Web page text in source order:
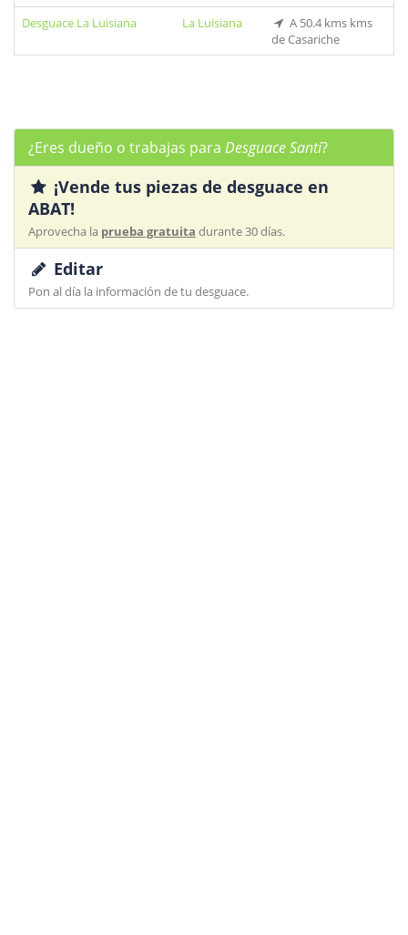
Desguace La Luisiana
La Luisiana
A 50.4 kms kms
de Casariche
¿Eres dueño o trabajas para Desguace Santi?
¡Vende tus piezas de desguace en
ABAT!
Aprovecha la prueba gratuita durante 30 días.
Editar
Pon al día la información de tu desguace.